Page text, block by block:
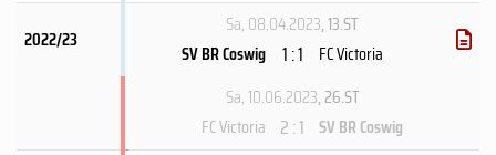
2022/23
Sa, 08.04.2023, 13.ST
SV BR Coswig
1 : 1
FC Victoria
Sa, 10.06.2023, 26.ST
FC Victoria 2 : 1 SV BR Coswig